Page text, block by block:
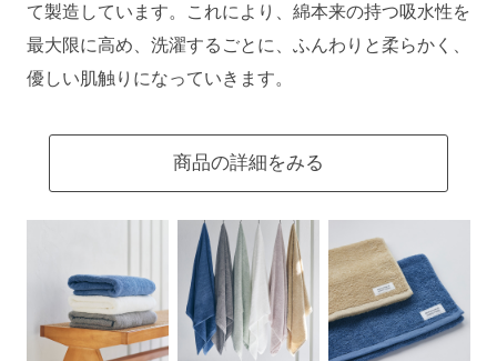
て製造しています。これにより、綿本来の持つ吸水性を
最大限に高め、洗濯するごとに、ふんわりと柔らかく、
優しい肌触りになっていきます。
商品の詳細をみる